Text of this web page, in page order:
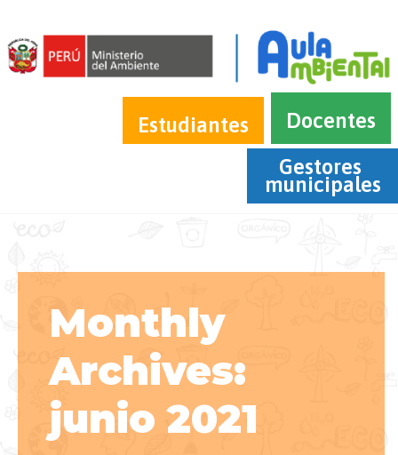
Estudiantes
Docentes
Gestores
municipales
Monthly
Archives:
junio 2021